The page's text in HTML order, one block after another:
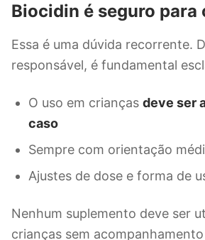
Biocidin é seguro para
Essa é uma dúvida recorrente.
responsável, é fundamental
O uso em crianças deve ser
caso
Sempre com orientação
Ajustes de dose e forma de
Nenhum suplemento deve ser
crianças sem